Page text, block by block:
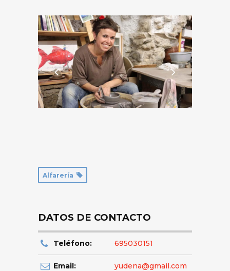
Alfarería
DATOS DE CONTACTO
Teléfono: 695030151
Email: yudena@gmail.com